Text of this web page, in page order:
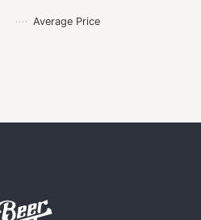
Average Price